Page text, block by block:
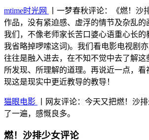
mtime时光网
丨一梦春秋评论：《燃！沙
作品，没有紧迫感、虚浮的情节及杂乱的
我们，不像老师家长苦口婆心语重心长的
我省略掉啰嗦这词)。我们看电影电视剧亦
往往是融入进去，在不知不觉中去了解这
所发现、所理解的道理。再说近一点，看
现这是现实中更近教导的教导！
猫眼电影
丨网友评论：今天又把燃！沙
了一遍，感慨良多。
燃！沙排少女评论